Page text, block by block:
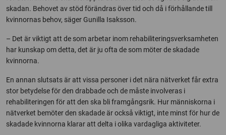
skadan. Behovet av stöd förändras över tid och då i förhållande till
kvinnornas behov, säger Gunilla Isaksson.
– Det är viktigt att de som arbetar inom rehabiliteringsverksamheten
har kunskap om detta, det är ju ofta de som möter de skadade
kvinnorna.
En annan slutsats är att vissa personer i det nära nätverket får extra
stor betydelse för den drabbade och de måste involveras i
rehabiliteringen för att den ska bli framgångsrik. Hur människorna i
nätverket bemöter den skadade är också viktigt, inte minst för hur de
skadade kvinnorna klarar att delta i olika vardagliga aktiviteter.